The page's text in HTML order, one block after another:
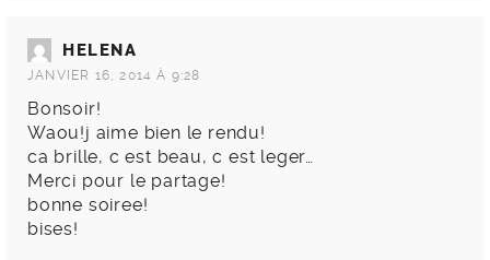
HELENA
JANVIER 16, 2014 À 9:28
Bonsoir!
Waou!j aime bien le rendu!
ca brille, c est beau, c est leger…
Merci pour le partage!
bonne soiree!
bises!